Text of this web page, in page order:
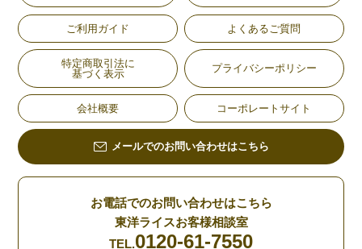
ご利用ガイド よくあるご質問
特定商取引法に
基づく表示
プライバシーポリシー
会社概要 コーポレートサイト
メールでのお問い合わせはこちら
お電話でのお問い合わせはこちら
東洋ライスお客様相談室
TEL.0120-61-7550